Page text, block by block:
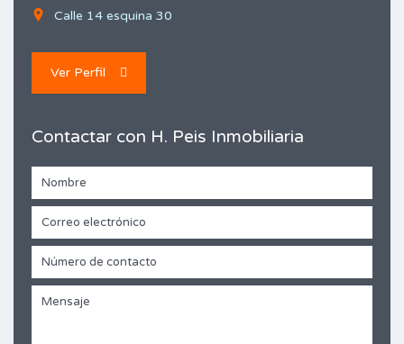
Calle 14 esquina 30
Ver Perfil
Contactar con H. Peis Inmobiliaria